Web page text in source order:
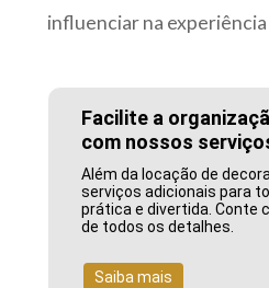
influenciar na
Facilite a
com nossos
Além da locação de
serviços adicionais para
prática e divertida. Conte
de todos os detalhes.
Saiba mais